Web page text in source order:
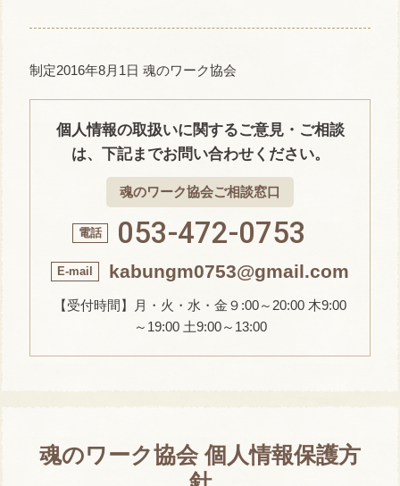
制定2016年8月1日 魂のワーク協会
個人情報の取扱いに関するご意見・ご相談
は、下記までお問い合わせください。
魂のワーク協会ご相談窓口
053-472-0753
kabungm0753@gmail.com
【受付時間】月・火・水・金９:00～20:00 木9:00
～19:00 土9:00～13:00
魂のワーク協会 個人情報保護方